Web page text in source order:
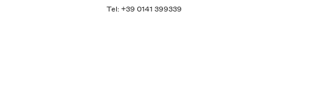
Tel: +39 0141 399339